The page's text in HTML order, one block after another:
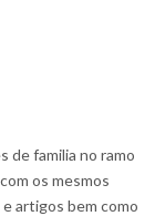
de familia no ramo
os mesmos
artigos bem como